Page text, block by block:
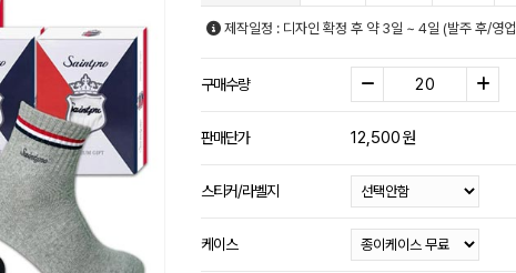
제작일정 : 디자인 확정 후 약 3일 ~ 4일 (발주 후/영
구매수량
판매단가 12,500원
스티커/라벨지
케이스